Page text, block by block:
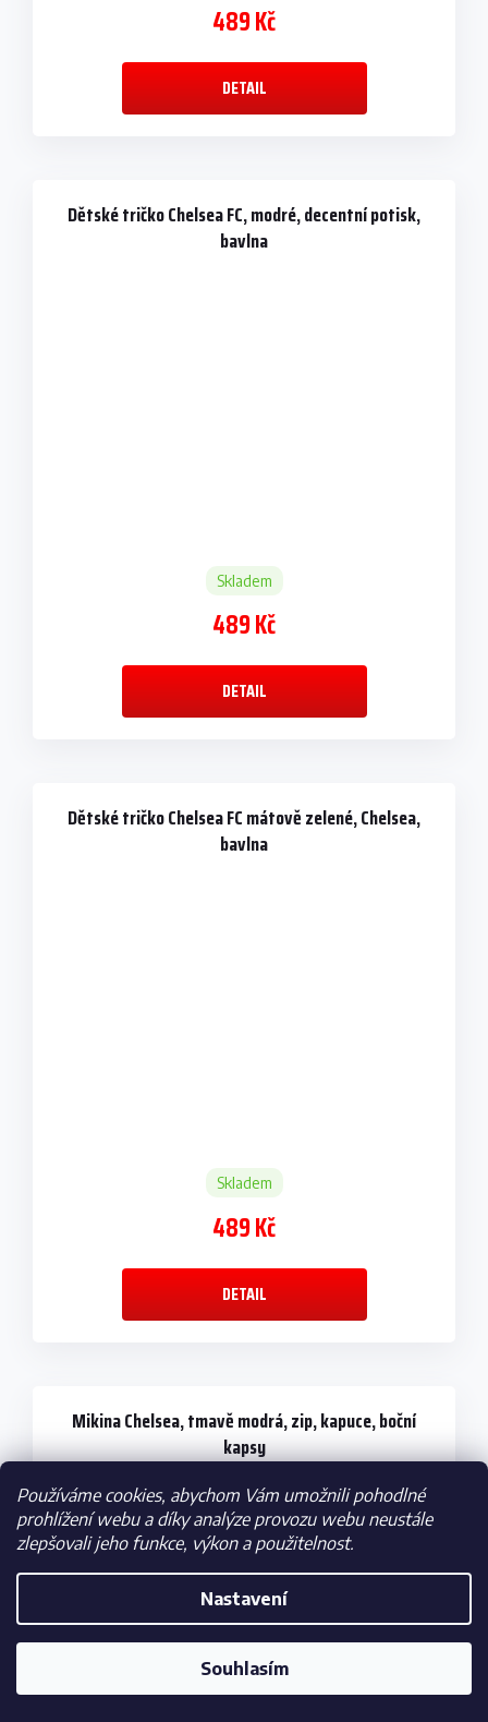
Používáme cookies, abychom Vám umožnili pohodlné
prohlížení webu a díky analýze provozu webu neustále
zlepšovali jeho funkce, výkon a použitelnost.
Nastavení
Souhlasím
489 Kč
DETAIL
Dětské tričko Chelsea FC, modré, decentní potisk,
bavlna
Skladem
489 Kč
DETAIL
Dětské tričko Chelsea FC mátově zelené, Chelsea,
bavlna
Skladem
489 Kč
DETAIL
Mikina Chelsea, tmavě modrá, zip, kapuce, boční
kapsy